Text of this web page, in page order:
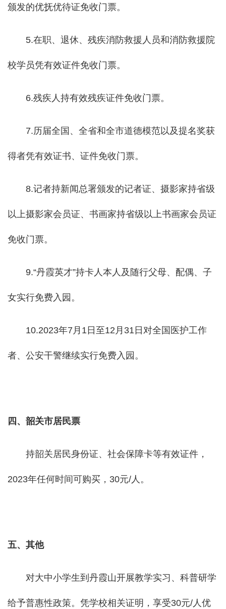
颁发的优抚优待证免收门票。
5.在职、退休、残疾消防救援人员和消防救援院
校学员凭有效证件免收门票。
6.残疾人持有效残疾证件免收门票。
7.历届全国、全省和全市道德模范以及提名奖获
得者凭有效证书、证件免收门票。
8.记者持新闻总署颁发的记者证、摄影家持省级
以上摄影家会员证、书画家持省级以上书画家会员证
免收门票。
9.“丹霞英才”持卡人本人及随行父母、配偶、子
女实行免费入园。
10.2023年7月1日至12月31日对全国医护工作
者、公安干警继续实行免费入园。
四、韶关市居民票
持韶关居民身份证、社会保障卡等有效证件，
2023年任何时间可购买，30元/人。
五、其他
对大中小学生到丹霞山开展教学实习、科普研学
给予普惠性政策。凭学校相关证明，享受30元/人优